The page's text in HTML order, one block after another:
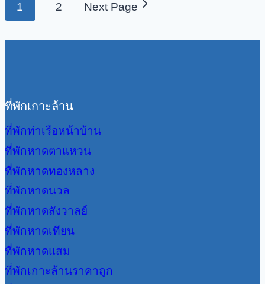
1 2 Next Page
ที่พักเกาะล้าน
ที่พักท่าเรือหน้าบ้าน
ที่พักหาดตาแหวน
ที่พักหาดทองหลาง
ที่พักหาดนวล
ที่พักหาดสังวาลย์
ที่พักหาดเทียน
ที่พักหาดแสม
ที่พักเกาะล้านราคาถูก